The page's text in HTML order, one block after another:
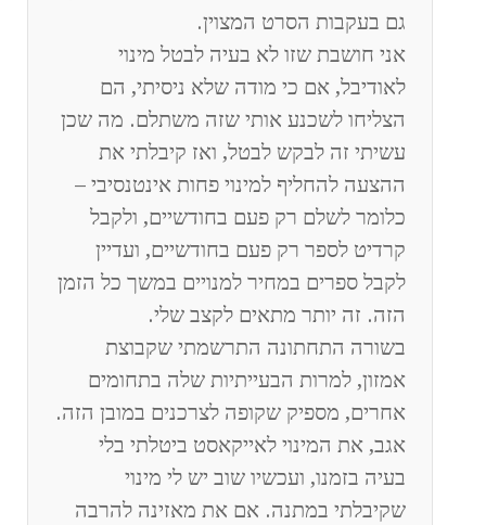
גם בעקבות הסרט המצוין.
אני חושבת שזו לא בעיה לבטל מינוי
לאודיבל, אם כי מודה שלא ניסיתי, הם
הצליחו לשכנע אותי שזה משתלם. מה שכן
עשיתי זה לבקש לבטל, ואז קיבלתי את
ההצעה להחליף למינוי פחות אינטנסיבי –
כלומר לשלם רק פעם בחודשיים, ולקבל
קרדיט לספר רק פעם בחודשיים, ועדיין
לקבל ספרים במחיר למנויים במשך כל הזמן
הזה. זה יותר מתאים לקצב שלי.
בשורה התחתונה התרשמתי שקבוצת
אמזון, למרות הבעייתיות שלה בתחומים
אחרים, מספיק שקופה לצרכנים במובן הזה.
אגב, את המינוי לאייקאסט ביטלתי בלי
בעיה בזמנו, ועכשיו שוב יש לי מינוי
שקיבלתי במתנה. אם את מאזינה להרבה